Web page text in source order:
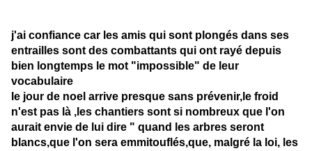
j'ai confiance car les amis qui sont plongés dans ses
entrailles sont des combattants qui ont rayé depuis
bien longtemps le mot "impossible" de leur
vocabulaire
le jour de noel arrive presque sans prévenir,le froid
n'est pas là ,les chantiers sont si nombreux que l'on
aurait envie de lui dire " quand les arbres seront
blancs,que l'on sera emmitouflés,que, malgré la loi, les